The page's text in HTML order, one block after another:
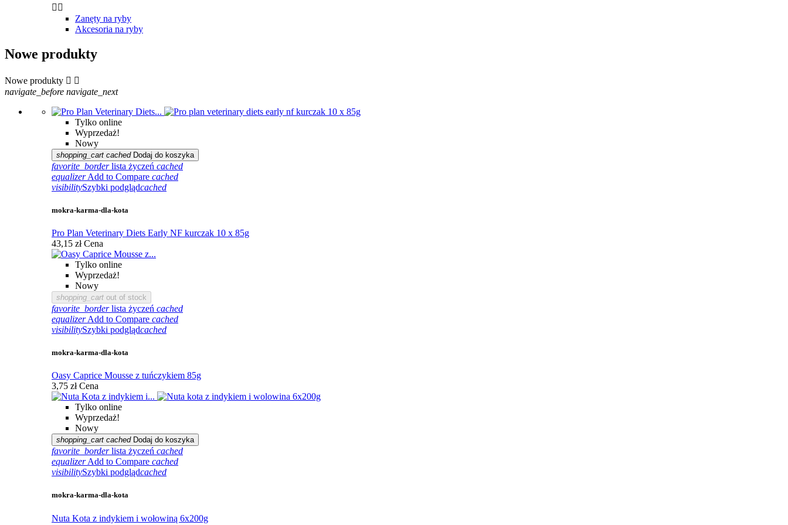
 
Zanęty na ryby
Akcesoria na ryby
Nowe produkty
Nowe produkty  
navigate_before navigate_next
Tylko online
Wyprzedaż!
Nowy
shopping_cart cached Dodaj do koszyka
favorite_border lista życzeń cached
equalizer Add to Compare cached
visibilitySzybki podglądcached
mokra-karma-dla-kota
Pro Plan Veterinary Diets Early NF kurczak 10 x 85g
43,15 zł Cena
Tylko online
Wyprzedaż!
Nowy
shopping_cart out of stock
favorite_border lista życzeń cached
equalizer Add to Compare cached
visibilitySzybki podglądcached
mokra-karma-dla-kota
Oasy Caprice Mousse z tuńczykiem 85g
3,75 zł Cena
Tylko online
Wyprzedaż!
Nowy
shopping_cart cached Dodaj do koszyka
favorite_border lista życzeń cached
equalizer Add to Compare cached
visibilitySzybki podglądcached
mokra-karma-dla-kota
Nuta Kota z indykiem i wołowiną 6x200g